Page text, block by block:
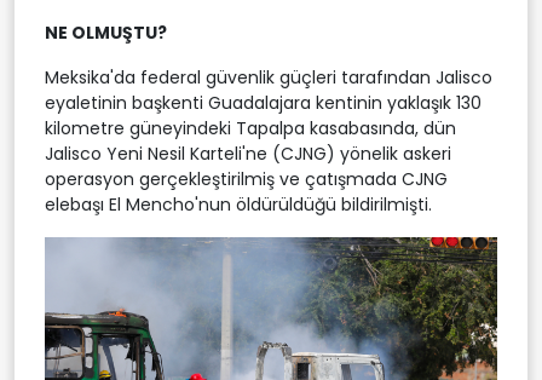
NE OLMUŞTU?
Meksika'da federal güvenlik güçleri tarafından Jalisco
eyaletinin başkenti Guadalajara kentinin yaklaşık 130
kilometre güneyindeki Tapalpa kasabasında, dün
Jalisco Yeni Nesil Karteli'ne (CJNG) yönelik askeri
operasyon gerçekleştirilmiş ve çatışmada CJNG
elebaşı El Mencho'nun öldürüldüğü bildirilmişti.